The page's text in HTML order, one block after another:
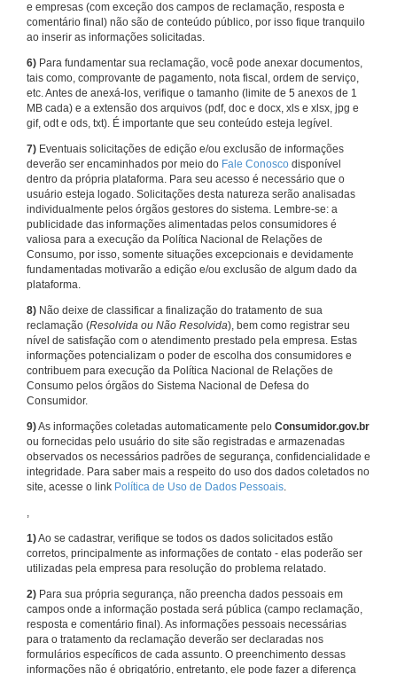
e empresas (com exceção dos campos de reclamação, resposta e
comentário final) não são de conteúdo público, por isso fique tranquilo
ao inserir as informações solicitadas.
6) Para fundamentar sua reclamação, você pode anexar documentos,
tais como, comprovante de pagamento, nota fiscal, ordem de serviço,
etc. Antes de anexá-los, verifique o tamanho (limite de 5 anexos de 1
MB cada) e a extensão dos arquivos (pdf, doc e docx, xls e xlsx, jpg e
gif, odt e ods, txt). É importante que seu conteúdo esteja legível.
7) Eventuais solicitações de edição e/ou exclusão de informações
deverão ser encaminhados por meio do Fale Conosco disponível
dentro da própria plataforma. Para seu acesso é necessário que o
usuário esteja logado. Solicitações desta natureza serão analisadas
individualmente pelos órgãos gestores do sistema. Lembre-se: a
publicidade das informações alimentadas pelos consumidores é
valiosa para a execução da Política Nacional de Relações de
Consumo, por isso, somente situações excepcionais e devidamente
fundamentadas motivarão a edição e/ou exclusão de algum dado da
plataforma.
8) Não deixe de classificar a finalização do tratamento de sua
reclamação (Resolvida ou Não Resolvida), bem como registrar seu
nível de satisfação com o atendimento prestado pela empresa. Estas
informações potencializam o poder de escolha dos consumidores e
contribuem para execução da Política Nacional de Relações de
Consumo pelos órgãos do Sistema Nacional de Defesa do
Consumidor.
9)As informações coletadas automaticamente pelo Consumidor.gov.br
ou fornecidas pelo usuário do site são registradas e armazenadas
observados os necessários padrões de segurança, confidencialidade e
integridade. Para saber mais a respeito do uso dos dados coletados no
site, acesse o link Política de Uso de Dados Pessoais.
,
1)Ao se cadastrar, verifique se todos os dados solicitados estão
corretos, principalmente as informações de contato - elas poderão ser
utilizadas pela empresa para resolução do problema relatado.
2) Para sua própria segurança, não preencha dados pessoais em
campos onde a informação postada será pública (campo reclamação,
resposta e comentário final). As informações pessoais necessárias
para o tratamento da reclamação deverão ser declaradas nos
formulários específicos de cada assunto. O preenchimento dessas
informações não é obrigatório, entretanto, ele pode fazer a diferença